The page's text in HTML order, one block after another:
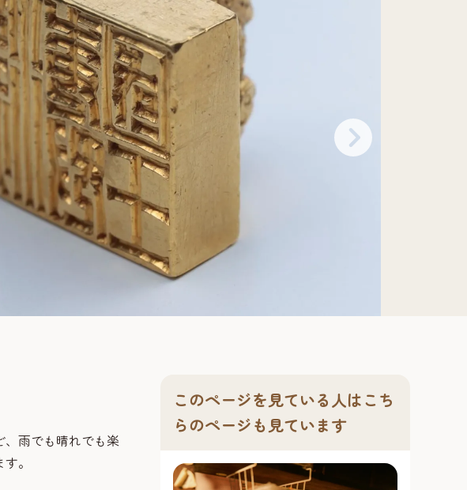
雨でも晴れでも楽
。
このページを見ている人はこち
らのページも見ています